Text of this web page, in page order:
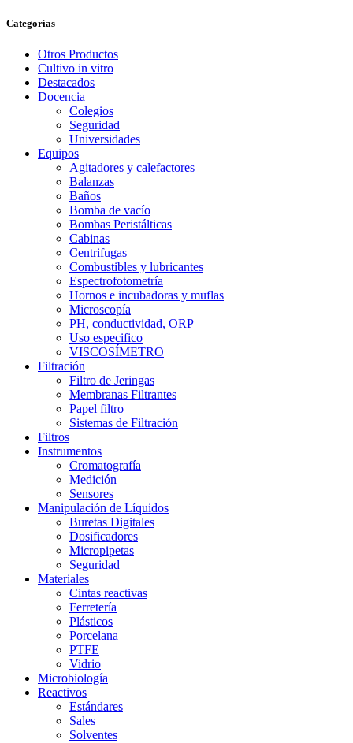
Categorías
Otros Productos
Cultivo in vitro
Destacados
Docencia
Colegios
Seguridad
Universidades
Equipos
Agitadores y calefactores
Balanzas
Baños
Bomba de vacío
Bombas Peristálticas
Cabinas
Centrifugas
Combustibles y lubricantes
Espectrofotometría
Hornos e incubadoras y muflas
Microscopía
PH, conductividad, ORP
Uso especifico
VISCOSÍMETRO
Filtración
Filtro de Jeringas
Membranas Filtrantes
Papel filtro
Sistemas de Filtración
Filtros
Instrumentos
Cromatografía
Medición
Sensores
Manipulación de Líquidos
Buretas Digitales
Dosificadores
Micropipetas
Seguridad
Materiales
Cintas reactivas
Ferretería
Plásticos
Porcelana
PTFE
Vidrio
Microbiología
Reactivos
Estándares
Sales
Solventes